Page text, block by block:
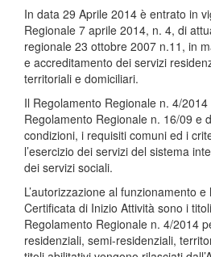
In data 29 Aprile 2014 è entrato in
Regionale 7 aprile 2014, n. 4, di
regionale 23 ottobre 2007 n.11, in
e accreditamento dei servizi
territoriali e domiciliari.
Il Regolamento Regionale n. 4/
Regolamento Regionale n. 16/09 e
condizioni, i requisiti comuni ed i
l’esercizio dei servizi del sistema
dei servizi sociali.
L’autorizzazione al funzionamento
Certificata di Inizio Attività sono i
Regolamento Regionale n. 4/2014
residenziali, semi-residenziali,